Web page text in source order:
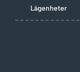
Lägenheter